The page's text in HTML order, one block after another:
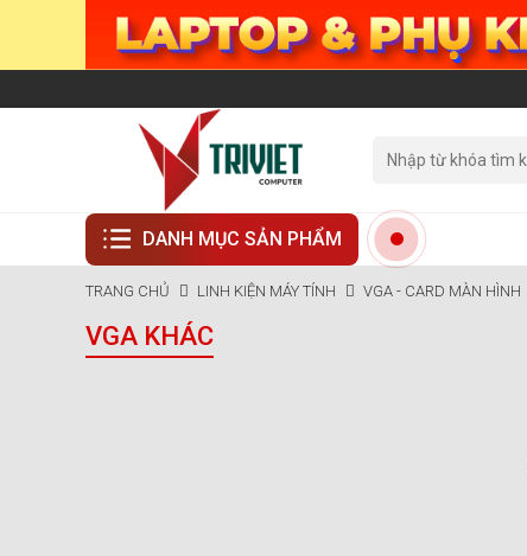
DANH MỤC SẢN PHẨM
TRANG CHỦ LINH KIỆN MÁY TÍNH VGA - CARD MÀN HÌNH
VGA KHÁC